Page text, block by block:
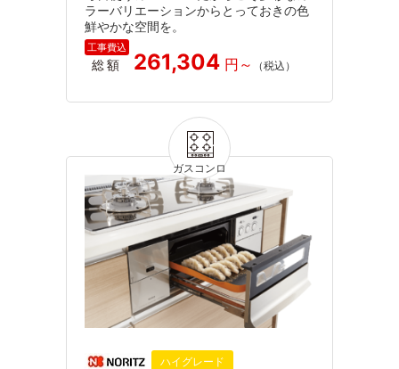
ラーバリエーションからとっておきの色
鮮やかな空間を。
総額 261,304
ハイグレード